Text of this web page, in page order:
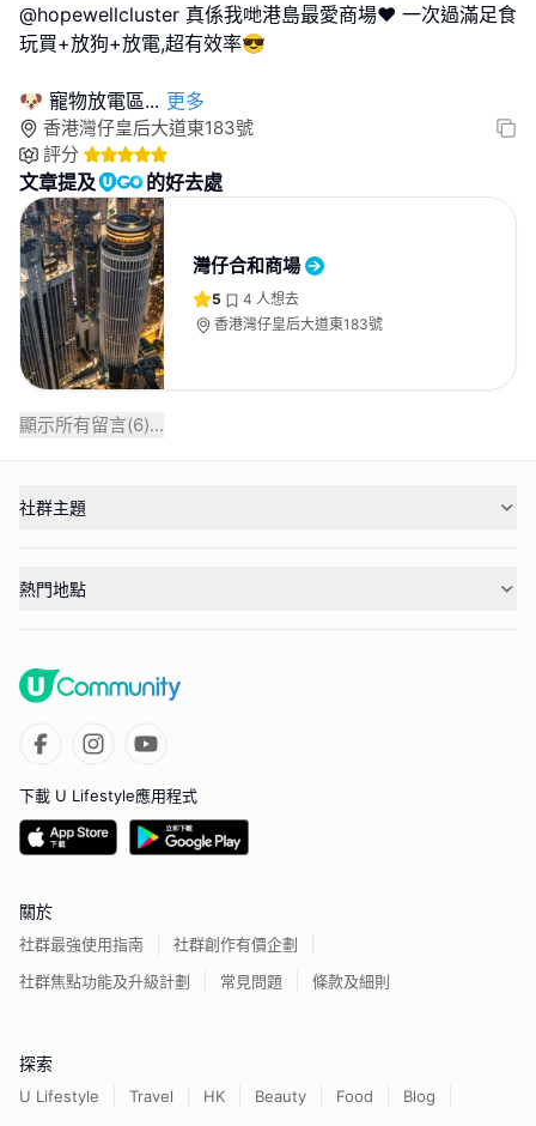
@hopewellcluster 真係我哋港島最愛商場❤️ 一次過滿足食
玩買+放狗+放電,超有效率😎
🐶 寵物放電區... 更多
香港灣仔皇后大道東183號
評分
文章提及 的好去處
灣仔合和商場
5 4 人想去
香港灣仔皇后大道東183號
顯示所有留言(6)...
社群主題
熱門地點
下載 U Lifestyle應用程式
關於
社群最強使用指南
社群創作有價企劃
社群焦點功能及升級計劃
常見問題 條款及細則
探索
U Lifestyle Travel HK Beauty Food
Blog